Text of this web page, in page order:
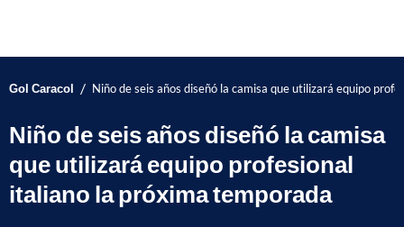
Gol Caracol / Niño de seis años diseñó la camisa que utilizará equipo
Niño de seis años diseñó la camisa
que utilizará equipo profesional
italiano la próxima temporada